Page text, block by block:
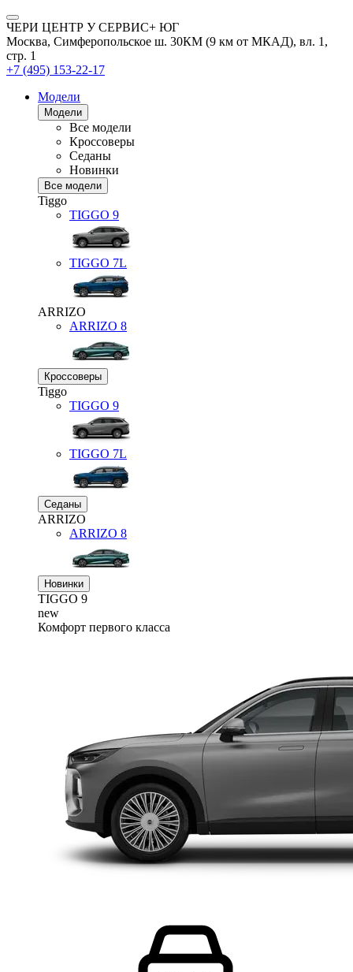
ЧЕРИ ЦЕНТР У СЕРВИС+ ЮГ
Москва, Симферопольское ш. 30КМ (9 км от МКАД), вл. 1,
стр. 1
+7 (495) 153-22-17
Модели
Модели
Все модели
Кроссоверы
Седаны
Новинки
Все модели
Tiggo
TIGGO 9
TIGGO 7L
ARRIZO
ARRIZO 8
Кроссоверы
Tiggo
TIGGO 9
TIGGO 7L
Седаны
ARRIZO
ARRIZO 8
Новинки
TIGGO 9
new
Комфорт первого класса